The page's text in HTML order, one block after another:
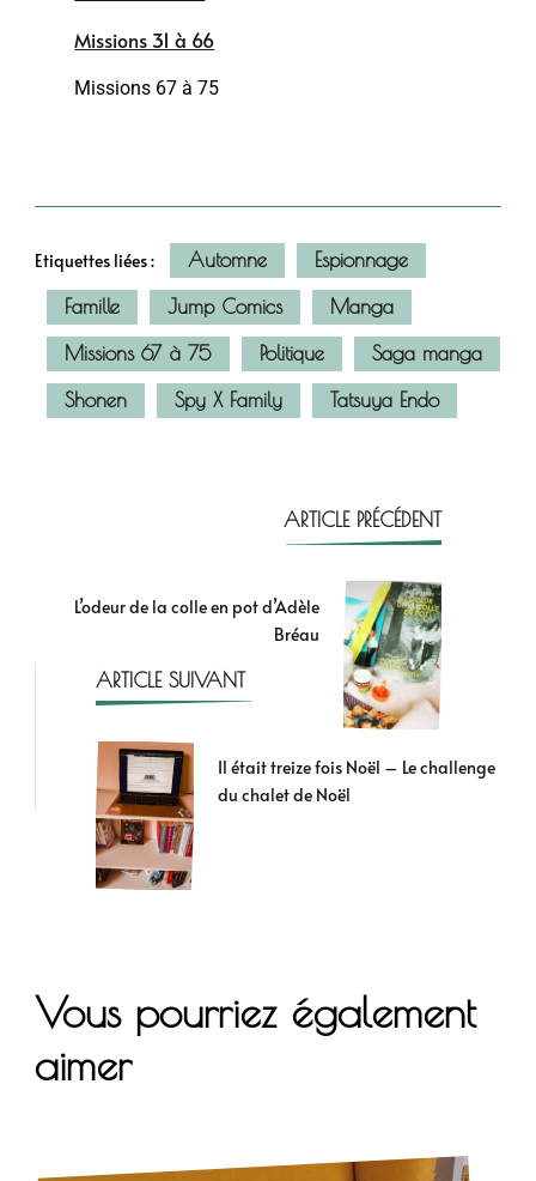
Missions 31 à 66
Missions 67 à 75
Etiquettes liées : Automne
Espionnage
Famille
Jump Comics
Manga
Missions 67 à 75
Politique
Saga manga
Shonen
Spy X Family Tatsuya Endo
ARTICLE PRÉCÉDENT
L’odeur de la colle en pot d’Adèle
Bréau
ARTICLE SUIVANT
Il était treize fois Noël – Le challenge
du chalet de Noël
Vous pourriez également
aimer